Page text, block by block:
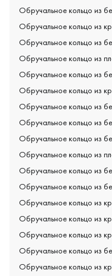
Обручальное кольцо из
Обручальное кольцо из
Обручальное кольцо из
Обручальное кольцо из
Обручальное кольцо из
Обручальное кольцо из
Обручальное кольцо из
Обручальное кольцо из
Обручальное кольцо из
Обручальное кольцо из
Обручальное кольцо из
Обручальное кольцо из
Обручальное кольцо из
Обручальное кольцо из
Обручальное кольцо из
Обручальное кольцо из
Обручальное кольцо из